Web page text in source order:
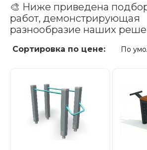
🎨 Ниже приведена
работ, демонстрирующая
разнообразие наших
Сортировка по цене: